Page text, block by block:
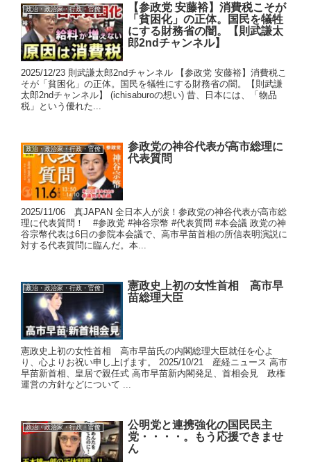
政治・政治家・行政・官僚
【参政党 安藤裕】消費税こそが
「貧困化」の正体。国民を犠牲
にする財務省の闇。【則武謙太
郎2ndチャンネル】
2025/12/23 則武謙太郎2ndチャンネル 【参政党 安藤裕】消費税こ
そが「貧困化」の正体。国民を犠牲にする財務省の闇。【則武謙
太郎2ndチャンネル】 (ichisaburoの想い) 昔、日本には、「物品
税」という優れた...
政治・政治家・行政・官僚
参政党の神谷代表が高市総理に
代表質問
2025/11/06 真JAPAN 全日本人が涙！参政党の神谷代表が高市総
理に代表質問！ #参政党 #神谷宗幣 #代表質問 #本会議 政党の神
谷宗幣代表は6日の参院本会議で、高市早苗首相の所信表明演説に
対する代表質問に臨んだ。本...
政治・政治家・行政・官僚
憲政史上初の女性首相 高市早
苗総理大臣
憲政史上初の女性首相 高市早苗氏の内閣総理大臣就任を心よ
り、心よりお祝い申し上げます。 2025/10/21 産経ニュース 高市
早苗新首相、皇居で親任式 高市早苗新内閣発足、首相会見 政権
運営の方針などについて ...
政治・政治家・行政・官僚
公明党と連携強化の国民民主
党・・・・。もう応援できませ
ん